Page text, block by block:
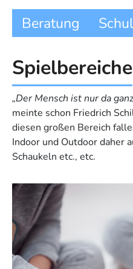
Beratung
Spielbereiche
„Der Mensch ist nur da
meinte schon Friedrich
diesen großen Bereich
Indoor und Outdoor daher
Schaukeln etc., etc.